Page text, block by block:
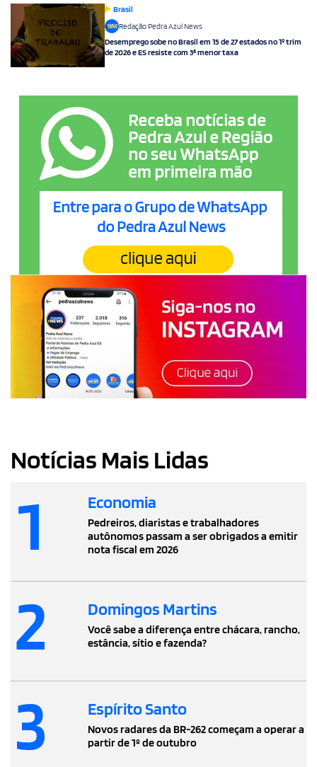
Brasil
Redação Pedra Azul News
Desemprego sobe no Brasil em 15 de 27 estados no 1º trim
de 2026 e ES resiste com 3ª menor taxa
Notícias Mais Lidas
1 Economia
Pedreiros, diaristas e trabalhadores
autônomos passam a ser obrigados a emitir
nota fiscal em 2026
2 Domingos Martins
Você sabe a diferença entre chácara, rancho,
estância, sítio e fazenda?
3 Espírito Santo
Novos radares da BR-262 começam a operar a
partir de 1º de outubro